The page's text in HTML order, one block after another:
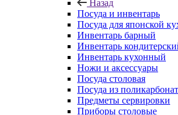
Назад
Посуда и инвентарь
Посуда для японской
Инвентарь барный
Инвентарь
Инвентарь кухонный
Ножи и аксессуары
Посуда столовая
Посуда из
Предметы сервировки
Приборы столовые